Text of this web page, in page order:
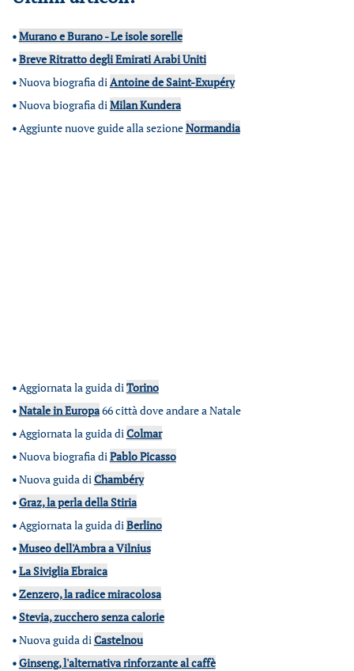
•Murano e Burano - Le isole sorelle
•Breve Ritratto degli Emirati Arabi Uniti
•Nuova biografia diAntoine de Saint-Exupéry
•Nuova biografia diMilan Kundera
•Aggiunte nuove guide alla sezioneNormandia
•Aggiornata la guida diTorino
•Natale in Europa66 città dove andare a Natale
•Aggiornata la guida diColmar
•Nuova biografia diPablo Picasso
•Nuova guida diChambéry
•Graz, la perla della Stiria
•Aggiornata la guida diBerlino
•Museo dell'Ambra a Vilnius
•La Siviglia Ebraica
•Zenzero, la radice miracolosa
•Stevia, zucchero senza calorie
•Nuova guida diCastelnou
•Ginseng, l'alternativa rinforzante al caffè